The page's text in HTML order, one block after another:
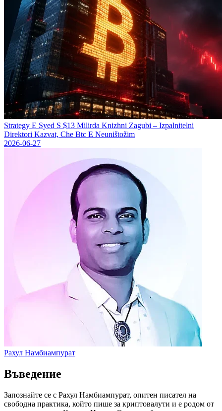
Strategy Е Syed S $13 Milirda Knizhni Zagubi – Izpalnitelni
Direktori Kazvat, Che Btc E Neuništožim
2026-06-27
Рахул Намбиампурат
Въведение
Запознайте се с Рахул Намбиампурат, опитен писател на
свободна практика, който пише за криптовалути и е родом от